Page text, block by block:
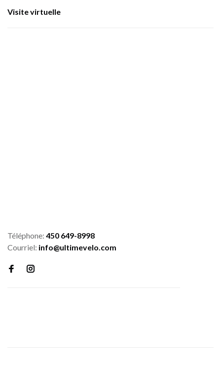
Visite virtuelle
Téléphone: 450 649-8998
Courriel: info@ultimevelo.com